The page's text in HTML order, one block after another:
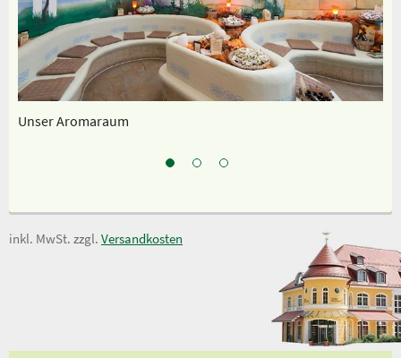
Unser Aromaraum
inkl. MwSt. zzgl. Versandkosten